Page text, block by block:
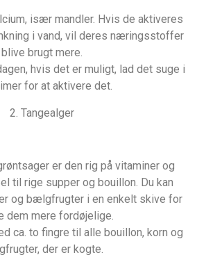
især mandler. Hvis de aktiveres
i vand, vil deres næringsstoffer
blive brugt mere.
hvis det er muligt, lad det suge i
for at aktivere det.
2. Tangealger
er den rig på vitaminer og
til rige supper og bouillon. Du kan
og bælgfrugter i en enkelt skive for
dem mere fordøjelige.
ca. to fingre til alle bouillon, korn og
der er kogte.